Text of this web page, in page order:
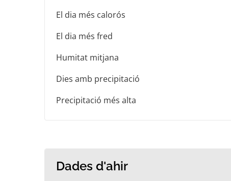
El dia més calorós
El dia més fred
Humitat mitjana
Dies amb precipitació
Precipitació més alta
Dades d'ahir